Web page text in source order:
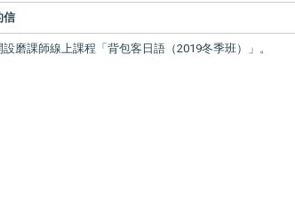
信
磨課師線上課程「背包客日語（2019冬季班）」。